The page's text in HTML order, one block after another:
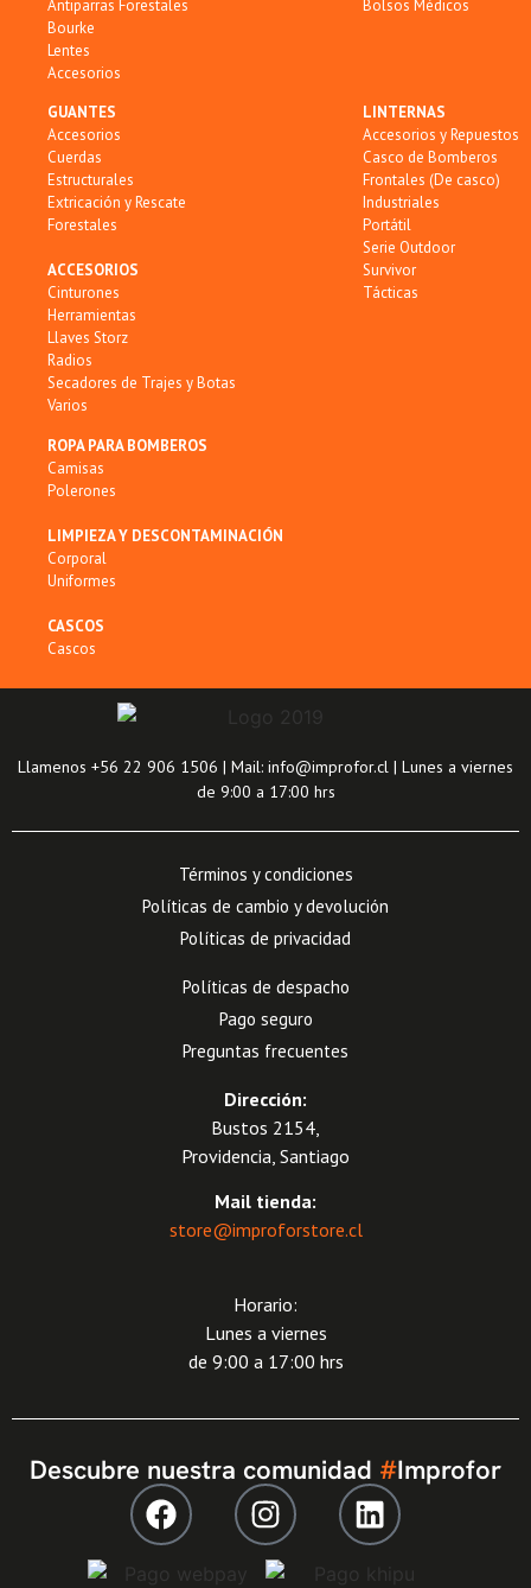
Antiparras Forestales
Bourke
Lentes
Accesorios
Bolsos Médicos
GUANTES
Accesorios
Cuerdas
Estructurales
Extricación y Rescate
Forestales
ACCESORIOS
Cinturones
Herramientas
Llaves Storz
Radios
Secadores de Trajes y Botas
Varios
LINTERNAS
Accesorios y Repuestos
Casco de Bomberos
Frontales (De casco)
Industriales
Portátil
Serie Outdoor
Survivor
Tácticas
ROPA PARA BOMBEROS
Camisas
Polerones
LIMPIEZA Y DESCONTAMINACIÓN
Corporal
Uniformes
CASCOS
Cascos
Llamenos +56 22 906 1506 | Mail: info@improfor.cl | Lunes a viernes
de 9:00 a 17:00 hrs
Términos y condiciones
Políticas de cambio y devolución
Políticas de privacidad
Políticas de despacho
Pago seguro
Preguntas frecuentes
Dirección:
Bustos 2154,
Providencia, Santiago
Mail tienda:
store@improforstore.cl
Horario:
Lunes a viernes
de 9:00 a 17:00 hrs
Descubre nuestra comunidad #Improfor